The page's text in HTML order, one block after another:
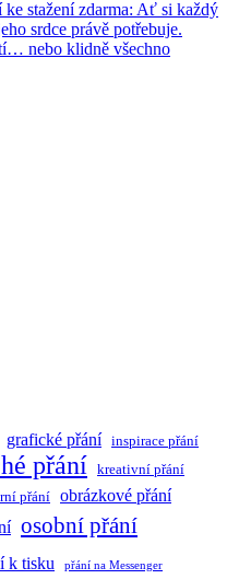
ke stažení zdarma: Ať si každý
srdce právě potřebuje.
nebo klidně všechno
grafické přání inspirace přání
přání kreativní přání
přání obrázkové přání
osobní přání
k tisku přání na Messenger